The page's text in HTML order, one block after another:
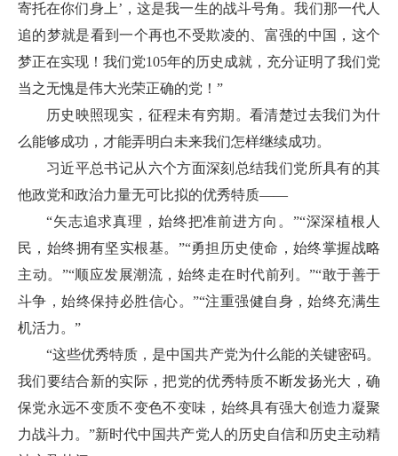
寄托在你们身上’，这是我一生的战斗号角。我们那一代人
追的梦就是看到一个再也不受欺凌的、富强的中国，这个
梦正在实现！我们党105年的历史成就，充分证明了我们党
当之无愧是伟大光荣正确的党！”
历史映照现实，征程未有穷期。看清楚过去我们为什
么能够成功，才能弄明白未来我们怎样继续成功。
习近平总书记从六个方面深刻总结我们党所具有的其
他政党和政治力量无可比拟的优秀特质——
“矢志追求真理，始终把准前进方向。”“深深植根人
民，始终拥有坚实根基。”“勇担历史使命，始终掌握战略
主动。”“顺应发展潮流，始终走在时代前列。”“敢于善于
斗争，始终保持必胜信心。”“注重强健自身，始终充满生
机活力。”
“这些优秀特质，是中国共产党为什么能的关键密码。
我们要结合新的实际，把党的优秀特质不断发扬光大，确
保党永远不变质不变色不变味，始终具有强大创造力凝聚
力战斗力。”新时代中国共产党人的历史自信和历史主动精